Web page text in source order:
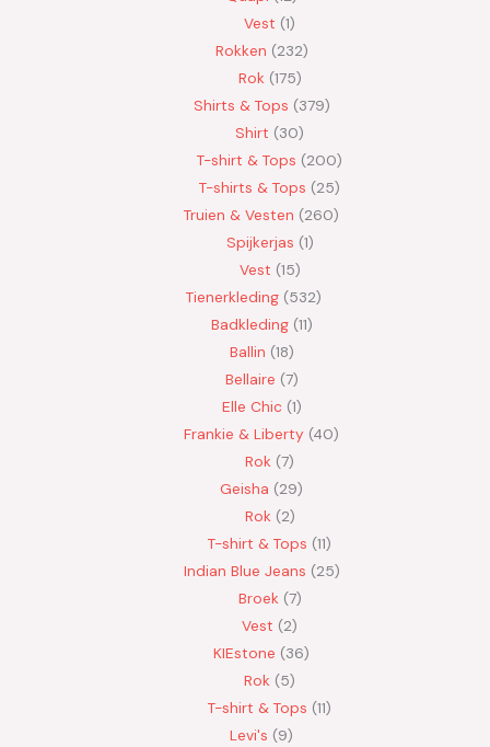
Vest 1
Rokken 232
Rok 175
Shirts & Tops 379
Shirt
30
T-shirt & Tops
200
T-shirts & Tops
25
Truien & Vesten
260
Spijkerjas 1
Vest 15
Tienerkleding 532
Badkleding 11
Ballin 18
Bellaire 7
Elle Chic 1
Frankie & Liberty 40
Rok 7
Geisha
29
Rok 2
T-shirt & Tops 11
Indian Blue Jeans 25
Broek 7
Vest
2
KIEstone
36
Rok 5
T-shirt & Tops 11
Levi's
9